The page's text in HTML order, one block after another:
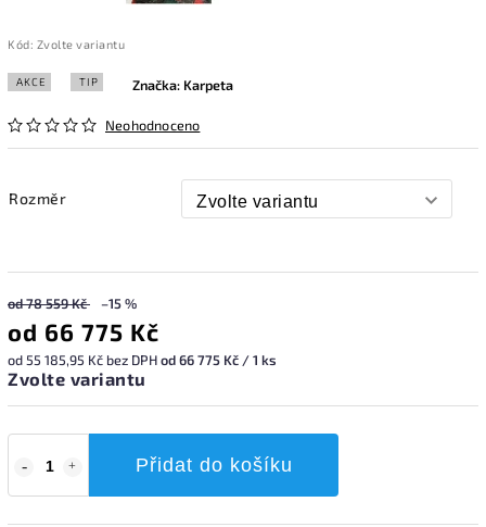
Kód: Zvolte variantu
AKCE TIP
Neohodnoceno
Značka: Karpeta
Rozměr
od 78 559 Kč –15 %
od 66 775 Kč
od 55 185,95 Kč bez DPHod 66 775 Kč / 1 ks
Zvolte variantu
Přidat do košíku